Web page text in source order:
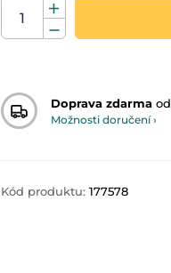
Doprava zdarma od
Možnosti doručení ›
Kód produktu: 177578